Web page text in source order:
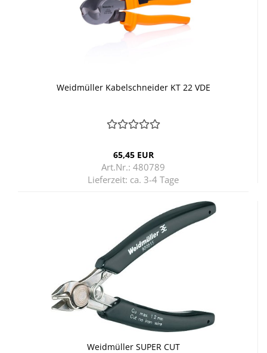
Weid­mül­ler Ka­bel­schnei­der KT 22 VDE
65,45 EUR
Art.Nr.: 480789
Lieferzeit: ca. 3-4 Tage
Weid­mül­ler SUPER CUT